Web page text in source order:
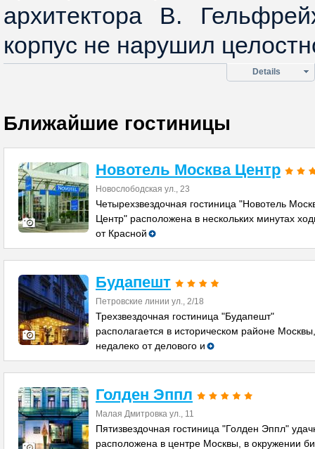
архитектора В.
корпус не нарушил
Details
Ближайшие гостиницы
Новотель Москва Центр
Новослободская ул., 23
Четырехзвездочная гостиница "Новотель
Центр" расположена в нескольких минутах
от Красной
Будапешт
Петровские линии ул., 2/18
Трехзвездочная гостиница "Будапешт"
располагается в историческом районе Москвы,
недалеко от делового и
Голден Эппл
Малая Дмитровка ул., 11
Пятизвездочная гостиница "Голден Эппл"
расположена в центре Москвы, в окружении